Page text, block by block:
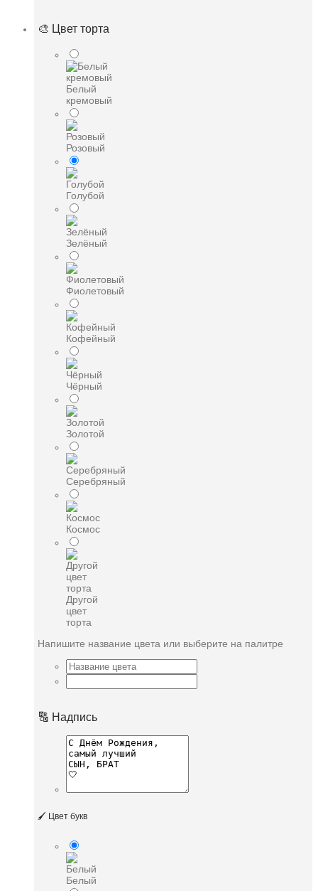
🎨 Цвет торта
Белый
кремовый
Розовый
Голубой
Зелёный
Фиолетовый
Кофейный
Чёрный
Золотой
Серебряный
Космос
Другой
цвет
торта
Напишите название цвета или выберите на палитре
🔠 Надпись
🖌️ Цвет букв
Белый